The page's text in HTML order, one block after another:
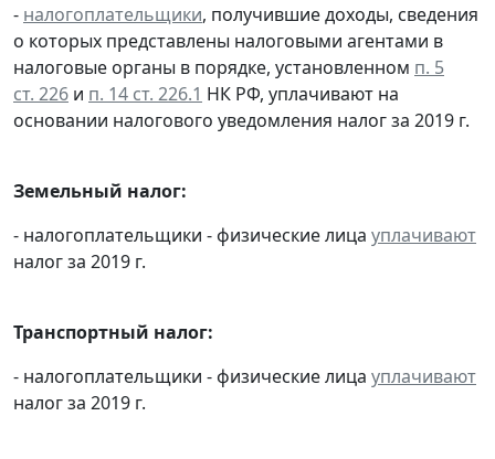
- налогоплательщики, получившие доходы, сведения
о которых представлены налоговыми агентами в
налоговые органы в порядке, установленном п. 5
ст. 226 и п. 14 ст. 226.1 НК РФ, уплачивают на
основании налогового уведомления налог за 2019 г.
Земельный налог:
- налогоплательщики - физические лица уплачивают
налог за 2019 г.
Транспортный налог:
- налогоплательщики - физические лица уплачивают
налог за 2019 г.